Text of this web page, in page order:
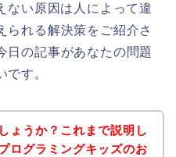
ない原因は人によって違
られる解決策をご紹介さ
日の記事があなたの問題
す。
ょうか？これまで説明し
ログラミングキッズのお